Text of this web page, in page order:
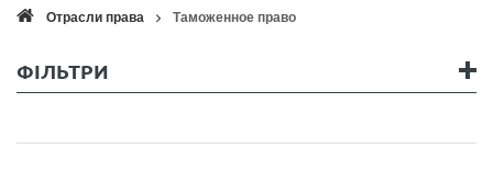
Отрасли права Таможенное право
ФІЛЬТРИ